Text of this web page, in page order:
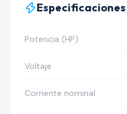
Especificaciones
Potencia (HP)
Voltaje
Corriente nominal